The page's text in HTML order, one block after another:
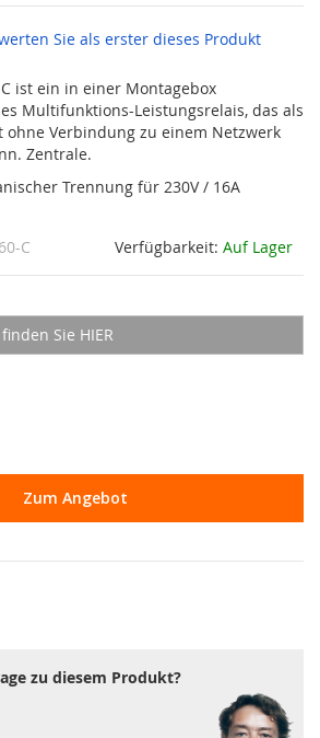
Sie als erster dieses Produkt
C ist ein in einer Montagebox
Multifunktions-Leistungsrelais, das als
ohne Verbindung zu einem Netzwerk
Zentrale.
Trennung für 230V / 16A
Verfügbarkeit: Auf Lager
C
Sie HIER
Zum Angebot
zu diesem Produkt?